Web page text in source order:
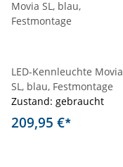
LED-Kennleuchte Movia
SL, blau, Festmontage
Zustand: gebraucht
209,95 €*